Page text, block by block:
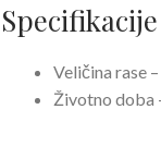
Veličina rase
Životno doba